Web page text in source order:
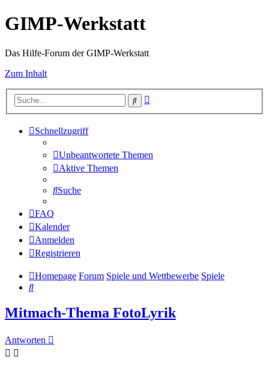
GIMP-Werkstatt
Das Hilfe-Forum der GIMP-Werkstatt
Zum Inhalt
Suche
Schnellzugriff
Unbeantwortete Themen
Aktive Themen
Suche
FAQ
Kalender
Anmelden
Registrieren
Homepage Forum Spiele und Wettbewerbe Spiele
Suche
Mitmach-Thema FotoLyrik
Antworten